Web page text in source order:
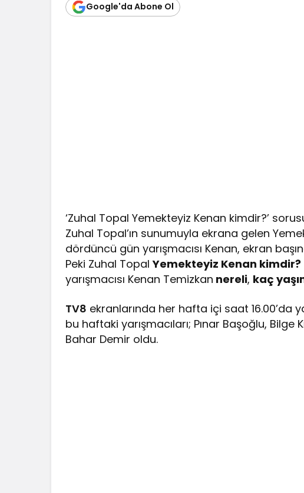
Google'da Abone Ol
‘Zuhal Topal Yemekteyiz Kenan kimdir?’
Zuhal Topal’ın sunumuyla ekrana gelen
dördüncü gün yarışmacısı Kenan, ekran
Peki Zuhal TopalYemekteyiz Kenan kimdir?
yarışmacısı Kenan Temizkan nereli, kaç
TV8 ekranlarında her hafta içi saat 16.00’da
bu haftaki yarışmacıları; Pınar Başoğlu,
Bahar Demir oldu.